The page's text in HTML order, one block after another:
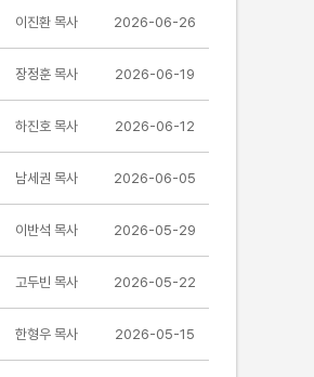
이진환 목사 2026-06-26
장정훈 목사 2026-06-19
하진호 목사 2026-06-12
남세권 목사 2026-06-05
이반석 목사 2026-05-29
고두빈 목사 2026-05-22
한형우 목사 2026-05-15